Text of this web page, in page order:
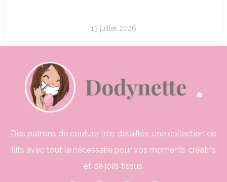
13 juillet 2026
Des patrons de couture très détaillés, une collection de
kits avec tout le nécessaire pour vos moments créatifs
et de jolis tissus.